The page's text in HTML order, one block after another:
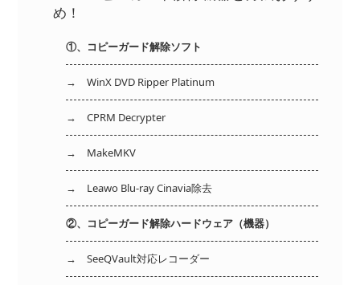
め！
①、コピーガード解除ソフト
→ WinX DVD Ripper Platinum
→ CPRM Decrypter
→ MakeMKV
→ Leawo Blu-ray Cinavia除去
②、コピーガード解除ハードウェア（機器）
→ SeeQVault対応レコーダー